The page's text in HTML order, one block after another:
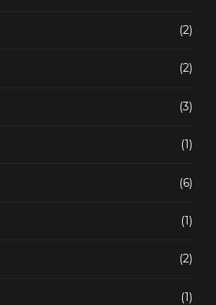
(2)
(2)
(3)
(1)
(6)
(1)
(2)
(1)